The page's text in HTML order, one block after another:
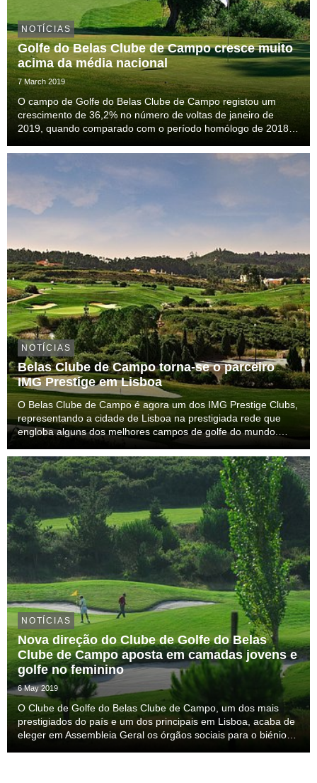
NOTÍCIAS
Golfe do Belas Clube de Campo cresce muito
acima da média nacional
7 March 2019
O campo de Golfe do Belas Clube de Campo registou um
crescimento de 36,2% no número de voltas de janeiro de
2019, quando comparado com o período homólogo de 2018,
4,2%. Também no panorama da região de Lisboa o com...
NOTÍCIAS
Belas Clube de Campo torna-se o parceiro
IMG Prestige em Lisboa
O Belas Clube de Campo é agora um dos IMG Prestige Clubs,
representando a cidade de Lisboa na prestigiada rede que
engloba alguns dos melhores campos de golfe do mundo.
passa a proporcionar aos seus subscritores o acess...
NOTÍCIAS
Nova direção do Clube de Golfe do Belas
Clube de Campo aposta em camadas jovens e
golfe no feminino
6 May 2019
O Clube de Golfe do Belas Clube de Campo, um dos mais
prestigiados do país e um dos principais em Lisboa, acaba de
eleger em Assembleia Geral os órgãos sociais para o biénio